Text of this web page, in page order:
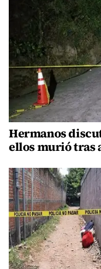
Hermanos
ellos murió tras